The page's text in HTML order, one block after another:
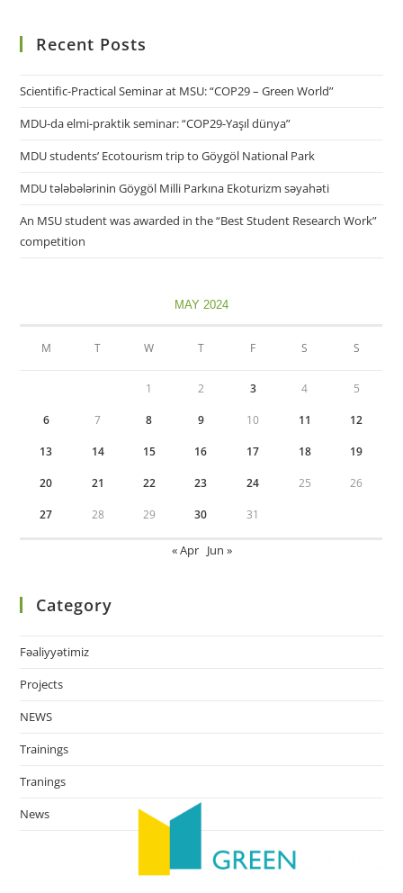
Recent Posts
Scientific-Practical Seminar at MSU: “COP29 – Green World”
MDU-da elmi-praktik seminar: “COP29-Yaşıl dünya”
MDU students’ Ecotourism trip to Göygöl National Park
MDU tələbələrinin Göygöl Milli Parkına Ekoturizm səyahəti
An MSU student was awarded in the “Best Student Research Work”
competition
MAY 2024
M T W T F S S
1 2 3 4 5
6 7 8 9 10 11 12
13 14 15 16 17 18 19
20 21 22 23 24 25 26
27 28 29 30 31
« Apr Jun »
Category
Fəaliyyətimiz
Projects
NEWS
Trainings
Tranings
News